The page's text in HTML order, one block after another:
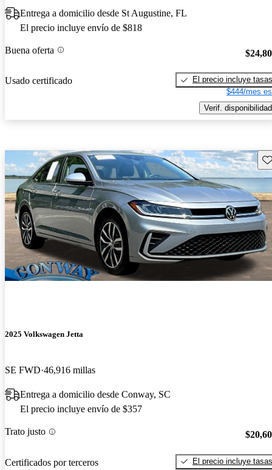
Entrega a domicilio desde St Augustine, FL
El precio incluye envío de $818
Buena oferta
Usado certificado
El precio incluye tasas
$444/mes
Verif. disponibilidad
2025 Volkswagen Jetta
SE FWD 46,916 millas
Entrega a domicilio desde Conway, SC
El precio incluye envío de $357
Trato justo
Certificados por terceros
El precio incluye tasas